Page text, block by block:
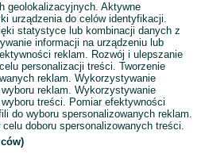
geolokalizacyjnych. Aktywne
urządzenia do celów identyfikacji.
statystyce lub kombinacji danych z
informacji na urządzeniu lub
reklam. Rozwój i ulepszanie
personalizacji treści. Tworzenie
reklam. Wykorzystywanie
reklam. Wykorzystywanie
treści. Pomiar efektywności
do wyboru spersonalizowanych reklam.
doboru spersonalizowanych treści.